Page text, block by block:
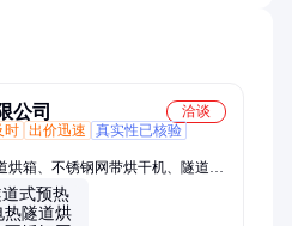
公司
洽谈
时 出价迅速
真实性已核验
烘箱、不锈钢网带烘干机、隧道烤
灭菌隧道炉、工业隧道炉、丝印隧
炉、烘干固化线、自动隧道炉、陶